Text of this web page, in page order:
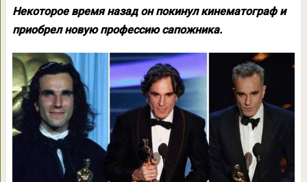
Некоторое время назад он покинул кинематограф и
приобрел новую профессию сапожника.